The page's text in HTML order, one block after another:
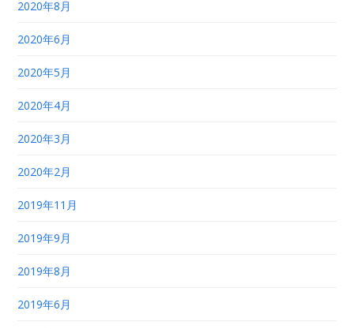
2020年8月
2020年6月
2020年5月
2020年4月
2020年3月
2020年2月
2019年11月
2019年9月
2019年8月
2019年6月